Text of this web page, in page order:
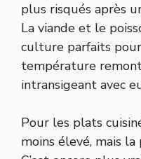
plus risqués après
La viande et le
culture parfaits
température
intransigeant avec
Pour les plats
moins élevé, mais